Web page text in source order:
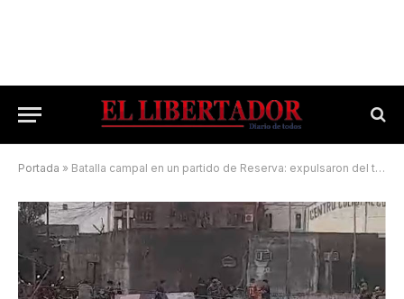
Portada » Batalla campal en un partido de Reserva: expulsaron del torneo a los dos equipos